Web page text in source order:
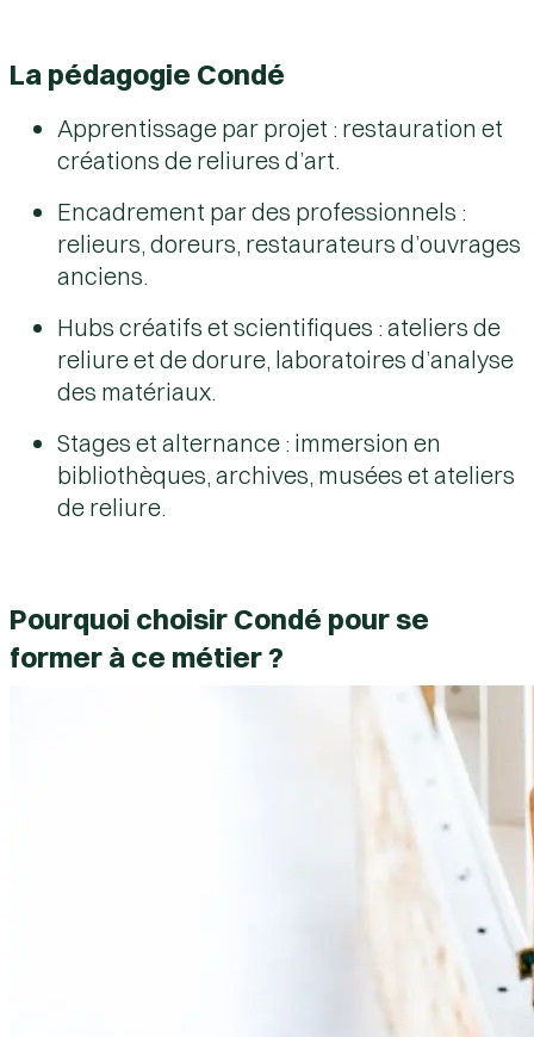
La pédagogie Condé
Apprentissage par projet : restauration et
créations de reliures d’art.
Encadrement par des professionnels :
relieurs, doreurs, restaurateurs d’ouvrages
anciens.
Hubs créatifs et scientifiques : ateliers de
reliure et de dorure, laboratoires d’analyse
des matériaux.
Stages et alternance : immersion en
bibliothèques, archives, musées et ateliers
de reliure.
Pourquoi choisir Condé pour se
former à ce métier ?